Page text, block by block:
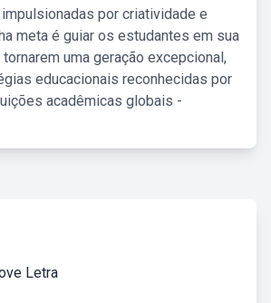
por criatividade e
meta é guiar os estudantes em sua
uma geração excepcional,
educacionais reconhecidas por
acadêmicas globais -
Letra